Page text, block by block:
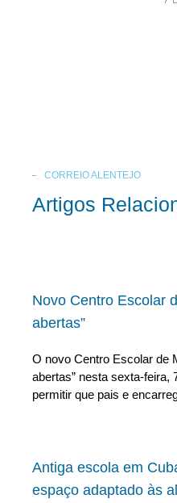
CORREIO ALENTEJO
Artigos
Novo Centro Escolar
abertas”
O novo Centro Escolar de
abertas” nesta sexta-feira,
permitir que pais e
Antiga escola em
espaço adaptado às